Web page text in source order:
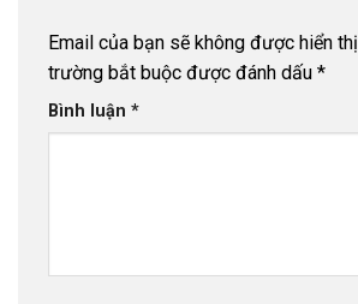
Email của bạn sẽ không được hiển
trường bắt buộc được đánh dấu *
Bình luận *